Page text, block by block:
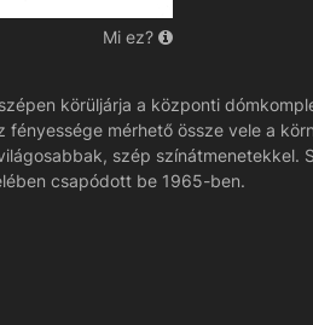
Mi ez?
körüljárja a központi
mérhető össze vele a
szép színátmenetekkel.
csapódott be 1965-ben.